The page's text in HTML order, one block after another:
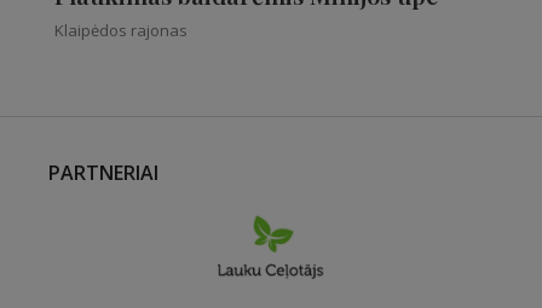
Klaipėdos rajonas
PARTNERIAI